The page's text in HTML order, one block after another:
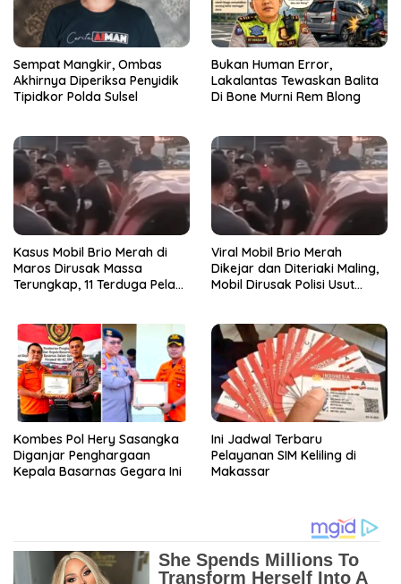
Sempat Mangkir, Ombas
Akhirnya Diperiksa Penyidik
Tipidkor Polda Sulsel
Bukan Human Error,
Lakalantas Tewaskan Balita
Di Bone Murni Rem Blong
Kasus Mobil Brio Merah di
Maros Dirusak Massa
Terungkap, 11 Terduga Pelaku
Viral Mobil Brio Merah
Dikejar dan Diteriaki Maling,
Mobil Dirusak Polisi Usut
Kombes Pol Hery Sasangka
Diganjar Penghargaan
Kepala Basarnas Gegara Ini
Ini Jadwal Terbaru
Pelayanan SIM Keliling di
Makassar